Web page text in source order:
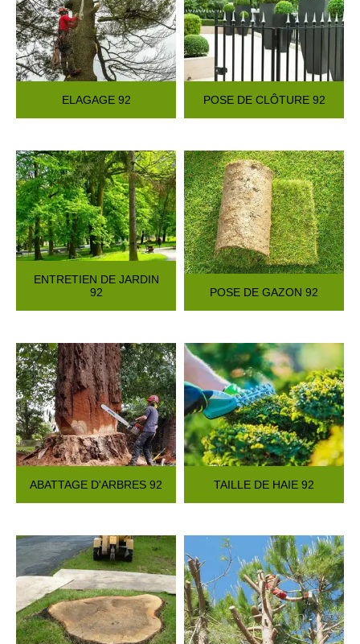
ELAGAGE 92 POSE DE CLÔTURE 92
ENTRETIEN DE JARDIN
92
POSE DE GAZON 92
ABATTAGE D'ARBRES 92 TAILLE DE HAIE 92